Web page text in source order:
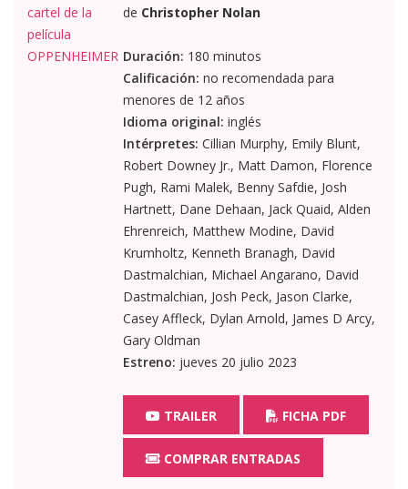
de Christopher Nolan
Duración: 180 minutos
Calificación: no recomendada para
menores de 12 años
Idioma original: inglés
Intérpretes: Cillian Murphy, Emily Blunt,
Robert Downey Jr., Matt Damon, Florence
Pugh, Rami Malek, Benny Safdie, Josh
Hartnett, Dane Dehaan, Jack Quaid, Alden
Ehrenreich, Matthew Modine, David
Krumholtz, Kenneth Branagh, David
Dastmalchian, Michael Angarano, David
Dastmalchian, Josh Peck, Jason Clarke,
Casey Affleck, Dylan Arnold, James D Arcy,
Gary Oldman
Estreno: jueves 20 julio 2023
TRAILER FICHA PDF
COMPRAR ENTRADAS